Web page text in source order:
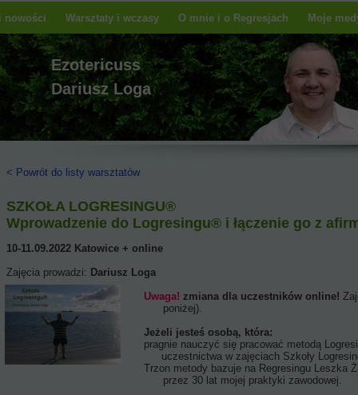
nowości Warsztaty i wczasy O mnie i o Regresjach Moje
Ezotericuss
Dariusz Loga
< Powrót do listy warsztatów
SZKOŁA LOGRESINGU®
Wprowadzenie do Logresingu® i łączenie go z
10-11.09.2022 Katowice + online
Zajęcia prowadzi: Dariusz Loga
Uwaga! zmiana dla uczestników online!
poniżej).
Jeżeli jesteś osobą, która:
pragnie nauczyć się pracować metodą Logresingu® i
do uczestnictwa w zajęciach Szkoły
Trzon metody bazuje na Regresingu Leszka Żądło i jest
przez 30 lat mojej praktyki zawodowej.